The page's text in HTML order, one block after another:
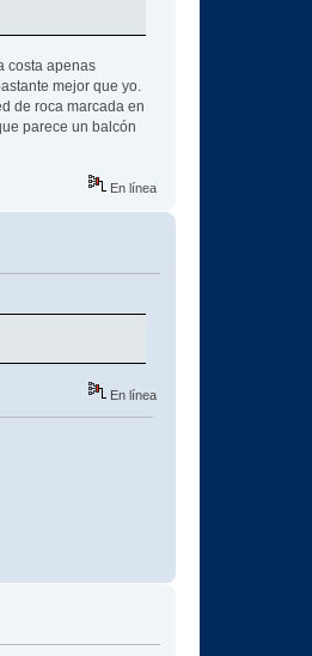
costa apenas
mejor que yo.
de roca marcada en
parece un balcón
En línea
En línea